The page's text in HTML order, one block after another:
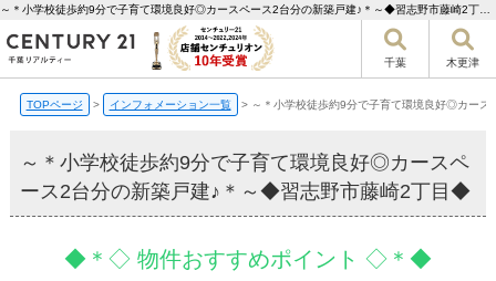
千葉 木更津
TOPページ > インフォメーション一覧 > ～＊小学校徒歩約9分で子育て環境良好◎カー
～＊小学校徒歩約9分で子育て環境良好◎カースペ
ース2台分の新築戸建♪＊～◆習志野市藤崎2丁目◆
◆＊◇ 物件おすすめポイント ◇＊◆